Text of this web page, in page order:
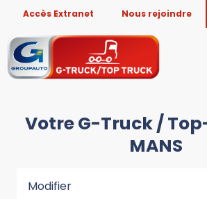
Accès Extranet Nous rejoindre
Votre G-Truck /
MANS
Modifier